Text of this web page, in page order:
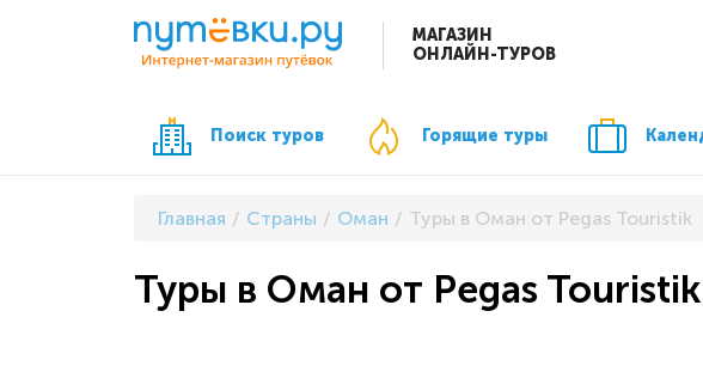
МАГАЗИН
ОНЛАЙН-ТУРОВ
Поиск туров Горящие туры
Главная Страны Оман Туры в Оман от Pegas Touristik
Туры в Оман от Pegas Touristik